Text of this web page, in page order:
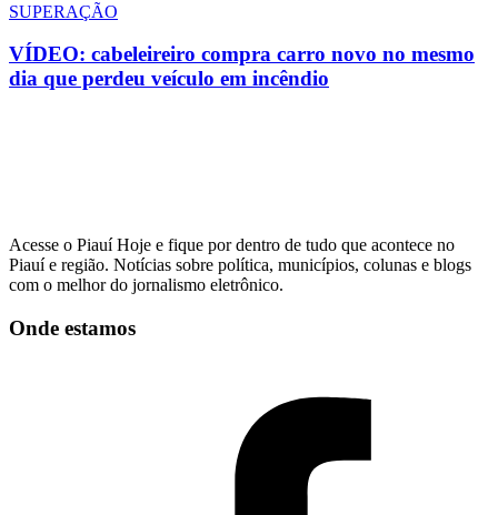
SUPERAÇÃO
VÍDEO: cabeleireiro compra carro novo no mesmo
dia que perdeu veículo em incêndio
Acesse o Piauí Hoje e fique por dentro de tudo que acontece no
Piauí e região. Notícias sobre política, municípios, colunas e blogs
com o melhor do jornalismo eletrônico.
Onde estamos